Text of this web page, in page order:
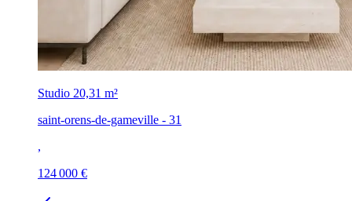
Studio 20,31 m²
saint-orens-de-gameville - 31
,
124 000 €